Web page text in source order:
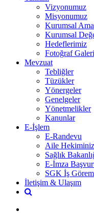
Vizyonumuz
Misyonumuz
Kurumsal
Kurumsal
Hedeflerimiz
Fotoğraf
Mevzuat
Tebliğler
Tüzükler
Yönergeler
Genelgeler
Yönetmelikler
Kanunlar
E-İşlem
E-Randevu
Aile
Sağlık
E-İmza
SGK İş
İletişim & Ulaşım